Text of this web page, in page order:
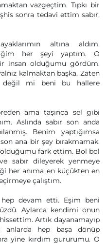
vazgeçtim. Tıpkı bir
sonra tedavi ettim sabır,
altına aldım.
her şeyi yaptım. O
insan olduğumu gördüm.
kalmaktan başka. Zaten
değil mi beni bu hallere
ama taşınca sel gibi
Aslında sabır son anda
Benim yaptığımsa
ana bir şey bırakmamak.
olduğumu fark ettim. Bol bol
sabır dileyerek yenmeye
her anıma en küçükten en
çalıştım.
devam etti. Eşim beni
Aylarca kendimi onun
Artık dayanamayıp
anlarda hep başa dönüp
yine kırdım gururumu. O